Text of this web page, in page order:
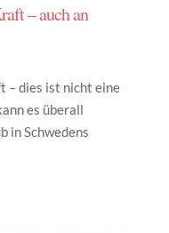
– auch an
– dies ist nicht eine
es überall
in Schwedens